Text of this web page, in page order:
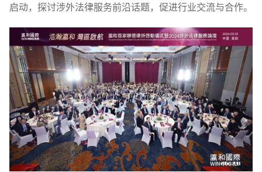
启动，探讨涉外法律服务前沿话题，促进行业交流与合作。